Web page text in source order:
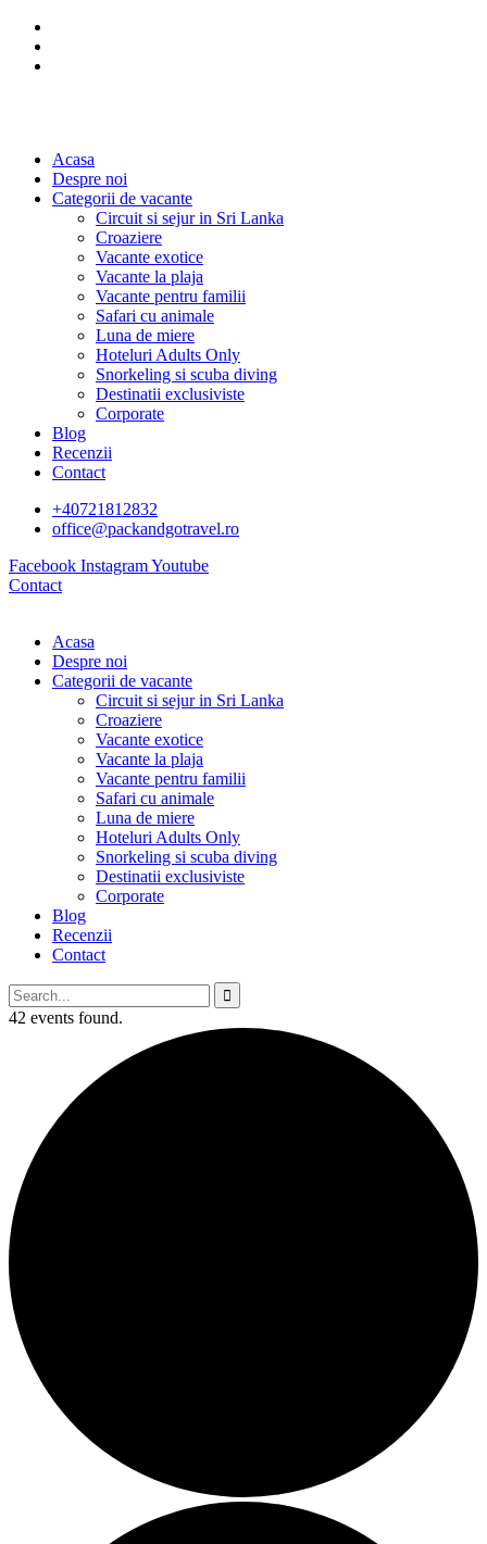
Acasa
Despre noi
Categorii de vacante
Circuit si sejur in Sri Lanka
Croaziere
Vacante exotice
Vacante la plaja
Vacante pentru familii
Safari cu animale
Luna de miere
Hoteluri Adults Only
Snorkeling si scuba diving
Destinatii exclusiviste
Corporate
Blog
Recenzii
Contact
+40721812832
office@packandgotravel.ro
Facebook InstagramYoutube
Contact
Acasa
Despre noi
Categorii de vacante
Circuit si sejur in Sri Lanka
Croaziere
Vacante exotice
Vacante la plaja
Vacante pentru familii
Safari cu animale
Luna de miere
Hoteluri Adults Only
Snorkeling si scuba diving
Destinatii exclusiviste
Corporate
Blog
Recenzii
Contact
42 events found.